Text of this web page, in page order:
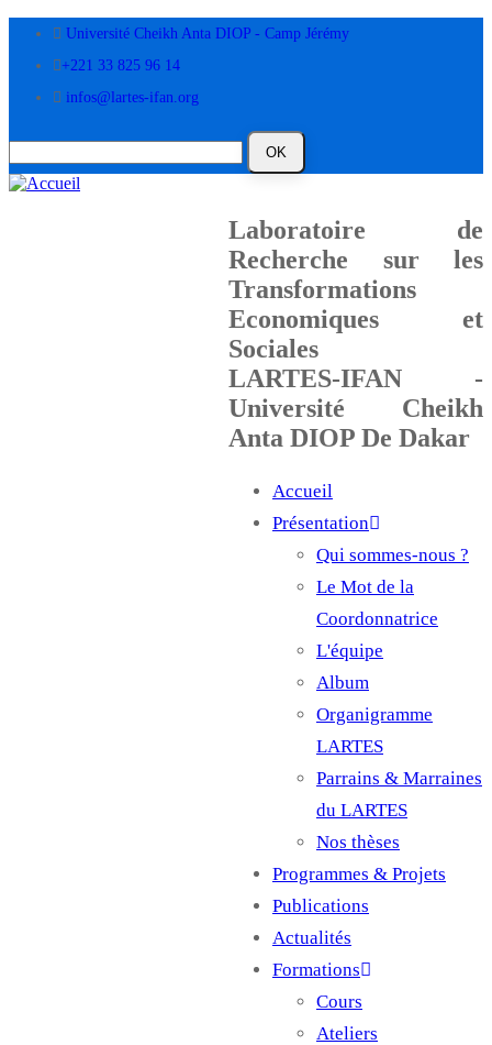
contenu
Université Cheikh Anta DIOP - Camp Jérémy
+221 33 825 96 14
infos@lartes-ifan.org
Laboratoire de
Recherche sur les
Transformations
Economiques et
Sociales
LARTES-IFAN -
Université Cheikh
Anta DIOP De Dakar
Main
navigation
Accueil
Présentation
Qui sommes-nous ?
Le Mot de la
Coordonnatrice
L'équipe
Album
Organigramme
LARTES
Parrains & Marraines
du LARTES
Nos thèses
Programmes & Projets
Publications
Actualités
Formations
Cours
Ateliers